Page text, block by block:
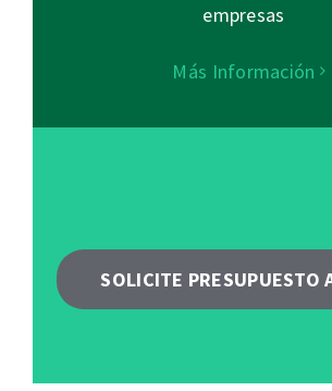
empresas
Más Información
SOLICITE PRESUPUESTO